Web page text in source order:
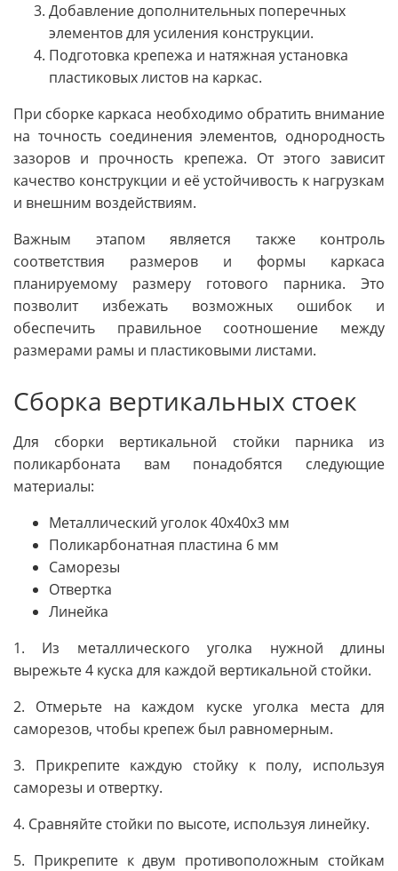
Добавление дополнительных поперечных
элементов для усиления конструкции.
Подготовка крепежа и натяжная установка
пластиковых листов на каркас.
При сборке каркаса необходимо обратить внимание
на точность соединения элементов, однородность
зазоров и прочность крепежа. От этого зависит
качество конструкции и её устойчивость к нагрузкам
и внешним воздействиям.
Важным этапом является также контроль
соответствия размеров и формы каркаса
планируемому размеру готового парника. Это
позволит избежать возможных ошибок и
обеспечить правильное соотношение между
размерами рамы и пластиковыми листами.
Сборка вертикальных стоек
Для сборки вертикальной стойки парника из
поликарбоната вам понадобятся следующие
материалы:
Металлический уголок 40x40x3 мм
Поликарбонатная пластина 6 мм
Саморезы
Отвертка
Линейка
1. Из металлического уголка нужной длины
вырежьте 4 куска для каждой вертикальной стойки.
2. Отмерьте на каждом куске уголка места для
саморезов, чтобы крепеж был равномерным.
3. Прикрепите каждую стойку к полу, используя
саморезы и отвертку.
4. Сравняйте стойки по высоте, используя линейку.
5. Прикрепите к двум противоположным стойкам